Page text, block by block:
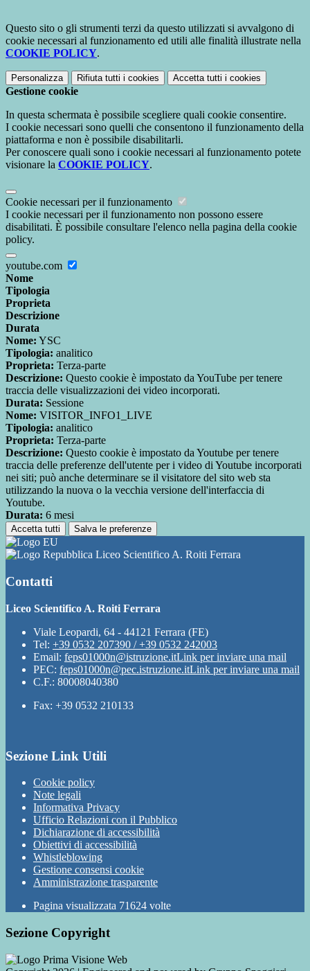
Questo sito o gli strumenti terzi da questo utilizzati si avvalgono di
cookie necessari al funzionamento ed utili alle finalità illustrate nella
COOKIE POLICY.
Personalizza Rifiuta tutti i cookies Accetta tutti i cookies
Gestione cookie
In questa schermata è possibile scegliere quali cookie consentire.
I cookie necessari sono quelli che consentono il funzionamento della
piattaforma e non è possibile disabilitarli.
Per conoscere quali sono i cookie necessari al funzionamento potete
visionare la COOKIE POLICY.
Cookie necessari per il funzionamento
I cookie necessari per il funzionamento non possono essere
disabilitati. È possibile consultare l'elenco nella pagina della cookie
policy.
youtube.com
Nome
Tipologia
Proprieta
Descrizione
Durata
Nome: YSC
Tipologia: analitico
Proprieta: Terza-parte
Descrizione: Questo cookie è impostato da YouTube per tenere
traccia delle visualizzazioni dei video incorporati.
Durata: Sessione
Nome: VISITOR_INFO1_LIVE
Tipologia: analitico
Proprieta: Terza-parte
Descrizione: Questo cookie è impostato da Youtube per tenere
traccia delle preferenze dell'utente per i video di Youtube incorporati
nei siti; può anche determinare se il visitatore del sito web sta
utilizzando la nuova o la vecchia versione dell'interfaccia di
Youtube.
Durata: 6 mesi
Accetta tutti Salva le preferenze
Liceo Scientifico A. Roiti Ferrara
Contatti
Liceo Scientifico A. Roiti Ferrara
Viale Leopardi, 64 - 44121 Ferrara (FE)
Tel: +39 0532 207390 / +39 0532 242003
Email: feps01000n@istruzione.itLink per inviare una mail
PEC: feps01000n@pec.istruzione.itLink per inviare una mail
C.F.: 80008040380
Fax: +39 0532 210133
Sezione Link Utili
Cookie policy
Note legali
Informativa Privacy
Ufficio Relazioni con il Pubblico
Dichiarazione di accessibilità
Obiettivi di accessibilità
Whistleblowing
Gestione consensi cookie
Amministrazione trasparente
Pagina visualizzata 71624 volte
Sezione Copyright